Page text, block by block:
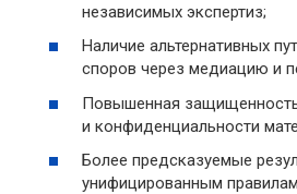
независимых экспертиз;
Наличие альтернативных
споров через медиацию и
Повышенная
и конфиденциальности
Более предсказуемые
унифицированным